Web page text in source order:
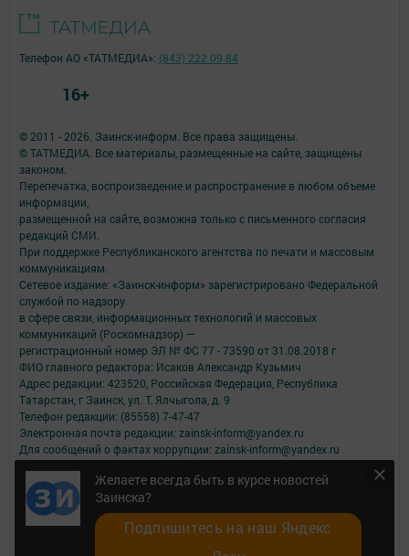
Желаете всегда быть в курсе новостей
Заинска?
Подпишитесь на наш Яндекс
© 2011 - 2026. Заинск-информ. Все права защищены.
© ТАТМЕДИА. Все материалы, размещенные на сайте, защищены
законом.
Перепечатка, воспроизведение и распространение в любом объеме
информации,
размещенной на сайте, возможна только с письменного согласия
редакций СМИ.
При поддержке Республиканского агентства по печати и массовым
коммуникациям.
Сетевое издание: «Заинск-информ» зарегистрировано Федеральной
службой по надзору
в сфере связи, информационных технологий и массовых
коммуникаций (Роскомнадзор) —
регистрационный номер ЭЛ № ФС 77 - 73590 от 31.08.2018 г
ФИО главного редактора: Исаков Александр Кузьмич
Адрес редакции: 423520, Российская Федерация, Республика
Татарстан, г Заинск, ул. Т. Ялчыгола, д. 9
Телефон редакции: (85558) 7-47-47
Электронная почта редакции: zainsk-inform@yandex.ru
Для сообщений о фактах коррупции: zainsk-inform@yandex.ru
Антикоррупционная политика
АО «ТАТМЕДИА» использует «cookie»для персонализации сервисов и
удобства пользователей сайтом.
Использование «cookie» можно отменить в настройках браузера.
Телефон АО «ТАТМЕДИА»: (843) 222 09 84
16+